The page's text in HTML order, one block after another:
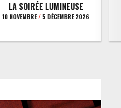
LA SOIRÉE LUMINEUSE
10 NOVEMBRE/ 5 DÉCEMBRE 2026